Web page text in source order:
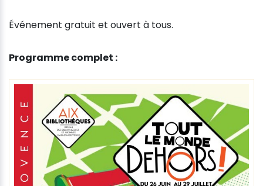
Événement gratuit et ouvert à tous.
Programme complet :